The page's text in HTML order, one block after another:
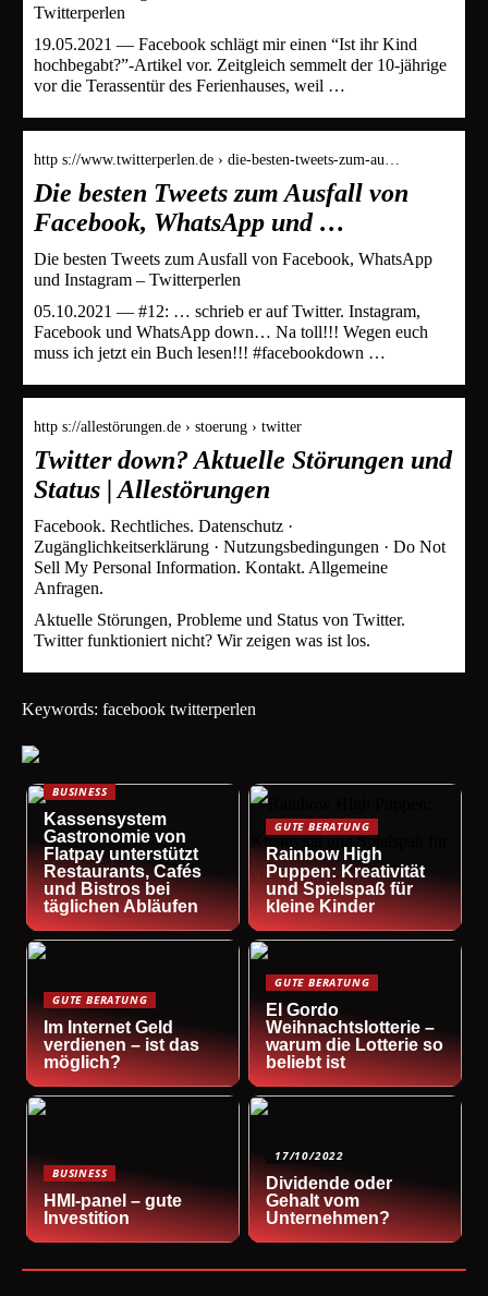
Twitterperlen
19.05.2021 — Facebook schlägt mir einen “Ist ihr Kind
hochbegabt?”-Artikel vor. Zeitgleich semmelt der 10-jährige
vor die Terassentür des Ferienhauses, weil …
http s://www.twitterperlen.de › die-besten-tweets-zum-au…
Die besten Tweets zum Ausfall von
Facebook, WhatsApp und …
Die besten Tweets zum Ausfall von Facebook, WhatsApp
und Instagram – Twitterperlen
05.10.2021 — #12: … schrieb er auf Twitter. Instagram,
Facebook und WhatsApp down… Na toll!!! Wegen euch
muss ich jetzt ein Buch lesen!!! #facebookdown …
http s://allestörungen.de › stoerung › twitter
Twitter down? Aktuelle Störungen und
Status | Allestörungen
Facebook. Rechtliches. Datenschutz ·
Zugänglichkeitserklärung · Nutzungsbedingungen · Do Not
Sell My Personal Information. Kontakt. Allgemeine
Anfragen.
Aktuelle Störungen, Probleme und Status von Twitter.
Twitter funktioniert nicht? Wir zeigen was ist los.
Keywords: facebook twitterperlen
BUSINESS
Kassensystem
Gastronomie von
Flatpay unterstützt
Restaurants, Cafés
und Bistros bei
täglichen Abläufen
GUTE BERATUNG
Rainbow High
Puppen: Kreativität
und Spielspaß für
kleine Kinder
GUTE BERATUNG
Im Internet Geld
verdienen – ist das
möglich?
GUTE BERATUNG
El Gordo
Weihnachtslotterie –
warum die Lotterie so
beliebt ist
BUSINESS
HMI-panel – gute
Investition
17/10/2022
Dividende oder
Gehalt vom
Unternehmen?